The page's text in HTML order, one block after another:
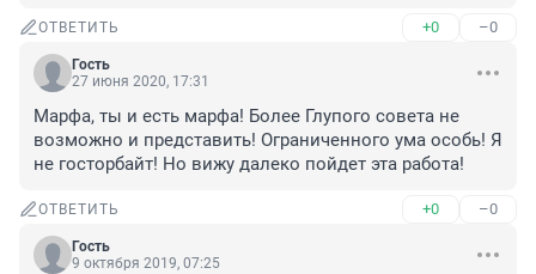
ОТВЕТИТЬ +0 –0
Гость
27 июня 2020, 17:31
Марфа, ты и есть марфа! Более Глупого совета не
возможно и представить! Ограниченного ума особь! Я
не госторбайт! Но вижу далеко пойдет эта работа!
ОТВЕТИТЬ +0 –0
Гость
9 октября 2019, 07:25